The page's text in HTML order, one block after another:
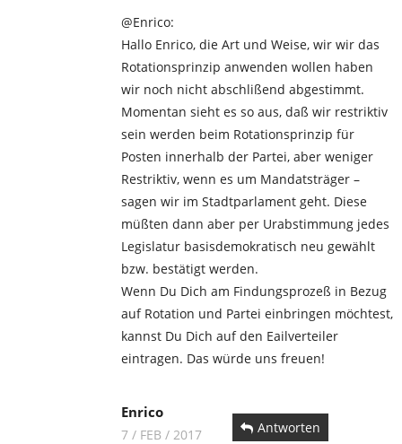
@Enrico:
Hallo Enrico, die Art und Weise, wir wir das
Rotationsprinzip anwenden wollen haben
wir noch nicht abschlißend abgestimmt.
Momentan sieht es so aus, daß wir restriktiv
sein werden beim Rotationsprinzip für
Posten innerhalb der Partei, aber weniger
Restriktiv, wenn es um Mandatsträger –
sagen wir im Stadtparlament geht. Diese
müßten dann aber per Urabstimmung jedes
Legislatur basisdemokratisch neu gewählt
bzw. bestätigt werden.
Wenn Du Dich am Findungsprozeß in Bezug
auf Rotation und Partei einbringen möchtest,
kannst Du Dich auf den Eailverteiler
eintragen. Das würde uns freuen!
Enrico
7 / FEB / 2017 Antworten